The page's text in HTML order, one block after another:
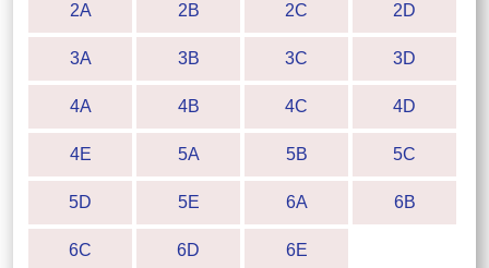
2A 2B 2C 2D
3A 3B 3C 3D
4A 4B 4C 4D
4E 5A 5B 5C
5D 5E 6A 6B
6C 6D 6E